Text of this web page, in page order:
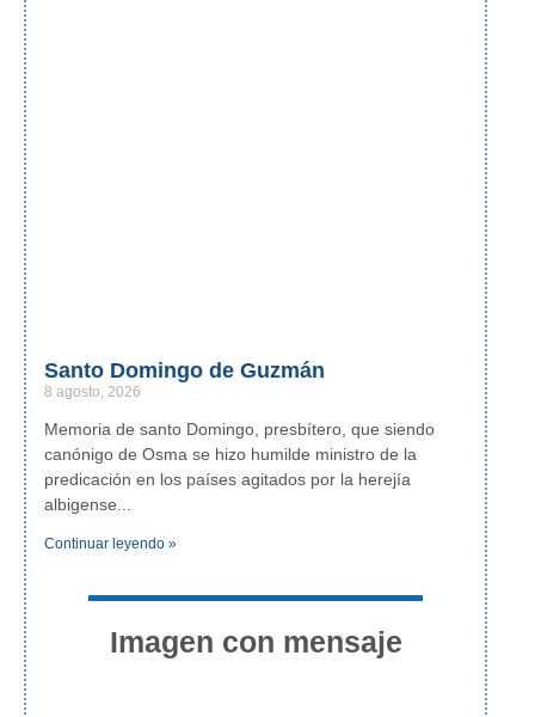
Santo Domingo de Guzmán
8 agosto, 2026
Memoria de santo Domingo, presbítero, que siendo
canónigo de Osma se hizo humilde ministro de la
predicación en los países agitados por la herejía
albigense
Continuar leyendo »
Imagen con mensaje